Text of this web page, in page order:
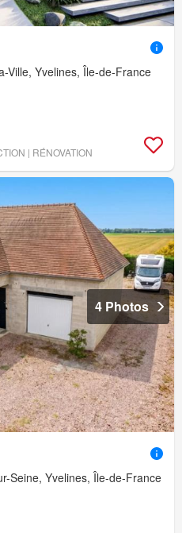
Ville, Yvelines, Île-de-France
| RÉNOVATION
4 Photos
Seine, Yvelines, Île-de-France